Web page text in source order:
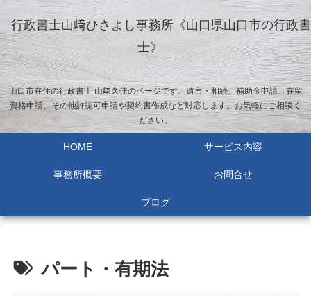
行政書士山﨑ひさよし事務所《山口県山口市の行政書
士》
山口市在住の行政書士 山﨑久佳のページです。遺言・相続、補助金申請、在留
資格申請、その他許認可申請や契約書作成など対応します。お気軽にご相談く
ださい。
HOME サービス内容
事務所概要 お問合せ
ブログ
パート・有期法